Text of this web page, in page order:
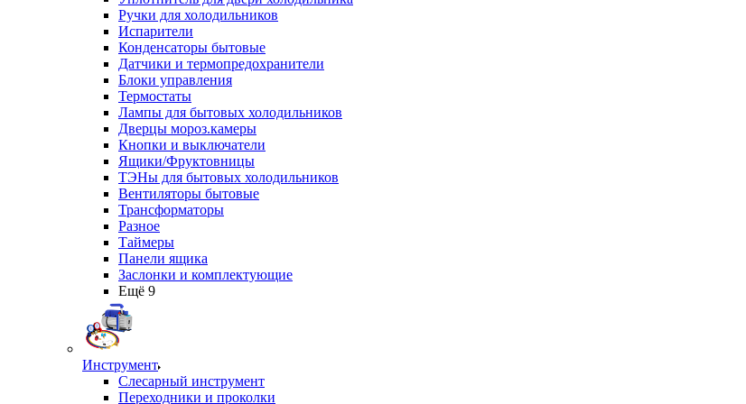
Ручки для холодильников
Испарители
Конденсаторы бытовые
Датчики и термопредохранители
Блоки управления
Термостаты
Лампы для бытовых холодильников
Дверцы мороз.камеры
Кнопки и выключатели
Ящики/Фруктовницы
ТЭНы для бытовых холодильников
Вентиляторы бытовые
Трансформаторы
Разное
Таймеры
Панели ящика
Заслонки и комплектующие
Ещё 9
Инструмент
Слесарный инструмент
Переходники и проколки